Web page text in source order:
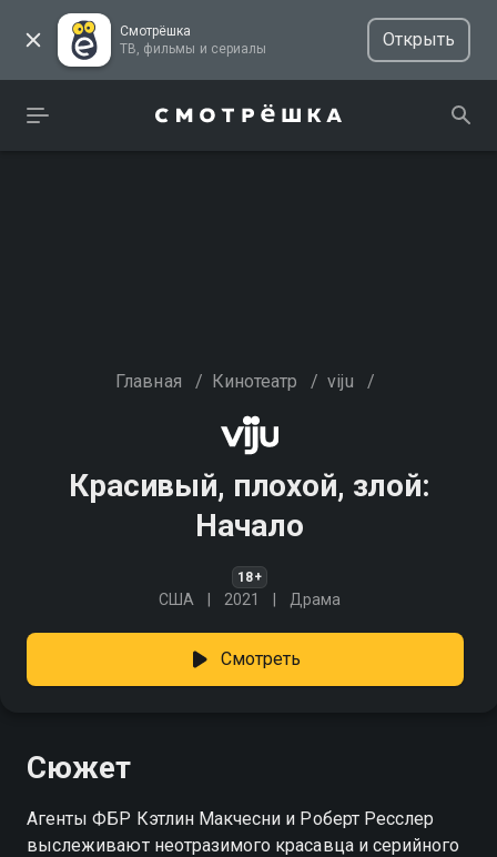
Смотрёшка
ТВ, фильмы и сериалы
Открыть
Главная / Кинотеатр / viju /
Красивый, плохой, злой:
Начало
18+
США 2021 Драма
Смотреть
Сюжет
Агенты ФБР Кэтлин Макчесни и Роберт Ресслер
выслеживают неотразимого красавца и серийного